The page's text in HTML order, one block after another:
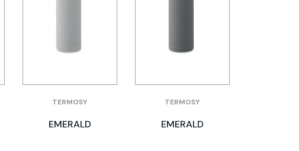
TERMOSY
EMERALD
TERMOSY
EMERALD